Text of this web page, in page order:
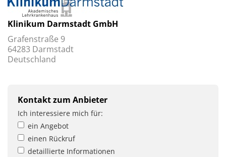
Klinikum Darmstadt GmbH
Grafenstraße 9
64283 Darmstadt
Deutschland
Kontakt zum Anbieter
Ich interessiere mich für:
ein Angebot
einen Rückruf
detaillierte Informationen